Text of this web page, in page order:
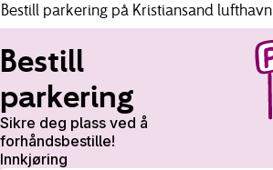
Bestill parkering på Kristiansand lufthavn
Bestill
parkering
Sikre deg plass ved å
forhåndsbestille!
Innkjøring